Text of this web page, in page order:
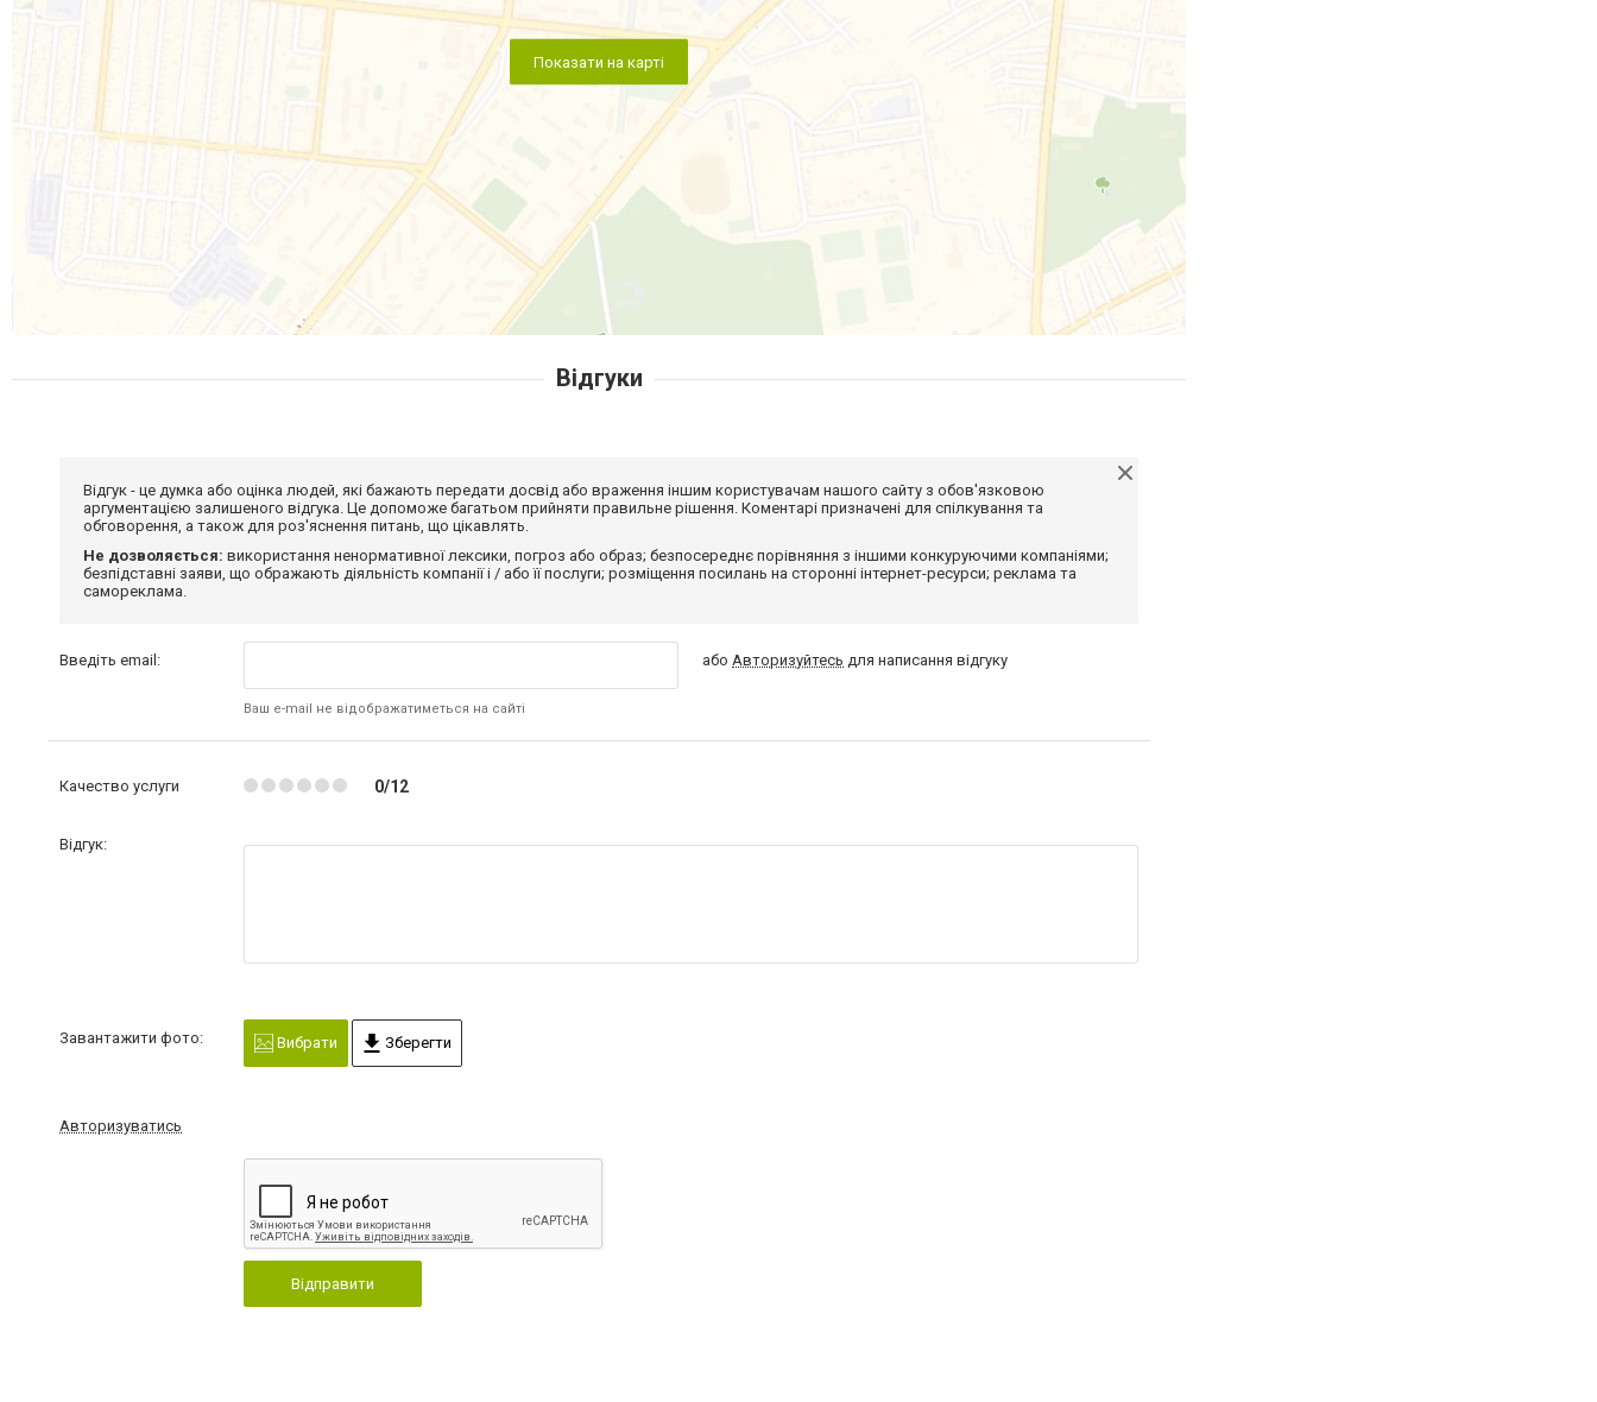
Показати на карті
Відгуки
Відгук - це думка або оцінка людей, які бажають передати досвід або враження іншим користувачам нашого сайту з обов'язковою
аргументацією залишеного відгука. Це допоможе багатьом прийняти правильне рішення. Коментарі призначені для спілкування та
обговорення, а також для роз'яснення питань, що цікавлять.
Не дозволяється: використання ненормативної лексики, погроз або образ; безпосереднє порівняння з іншими конкуруючими компаніями;
безпідставні заяви, що ображають діяльність компанії і / або її послуги; розміщення посилань на сторонні інтернет-ресурси; реклама та
самореклама.
Введіть email:
Ваш e-mail не відображатиметься на сайті
або Авторизуйтесь для написання відгуку
Качество услуги 0/12
Відгук:
Завантажити фото: Вибрати Зберегти
Авторизуватись
Відправити